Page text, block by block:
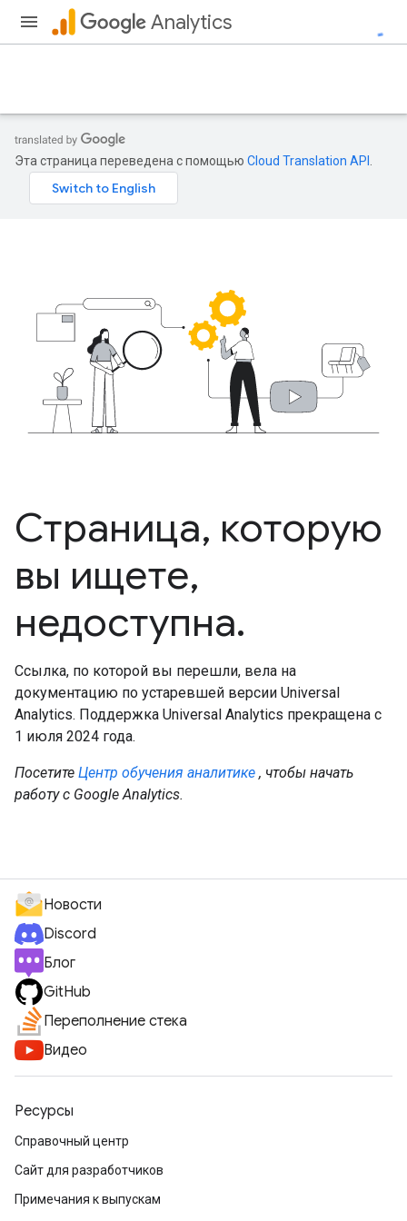
Analytics
Эта страница переведена с помощью Cloud Translation API
Страница, которую
вы ищете,
недоступна.
Ссылка, по которой вы перешли, вела на
документацию по устаревшей версии Universal
Analytics. Поддержка Universal Analytics прекращена с
1 июля 2024 года.
Посетите Центр обучения аналитике , чтобы начать
работу с Google Analytics.
Новости
Discord
Блог
GitHub
Переполнение стека
Видео
Ресурсы
Справочный центр
Сайт для разработчиков
Примечания к выпускам